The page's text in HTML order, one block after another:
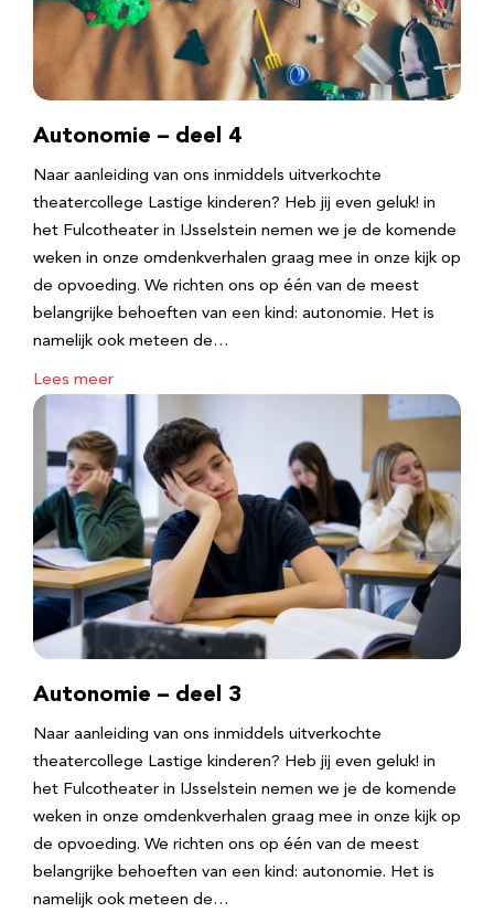
Autonomie – deel 4
Naar aanleiding van ons inmiddels uitverkochte
theatercollege Lastige kinderen? Heb jij even geluk! in
het Fulcotheater in IJsselstein nemen we je de komende
weken in onze omdenkverhalen graag mee in onze kijk op
de opvoeding. We richten ons op één van de meest
belangrijke behoeften van een kind: autonomie. Het is
namelijk ook meteen de…
Lees meer
Autonomie – deel 3
Naar aanleiding van ons inmiddels uitverkochte
theatercollege Lastige kinderen? Heb jij even geluk! in
het Fulcotheater in IJsselstein nemen we je de komende
weken in onze omdenkverhalen graag mee in onze kijk op
de opvoeding. We richten ons op één van de meest
belangrijke behoeften van een kind: autonomie. Het is
namelijk ook meteen de…